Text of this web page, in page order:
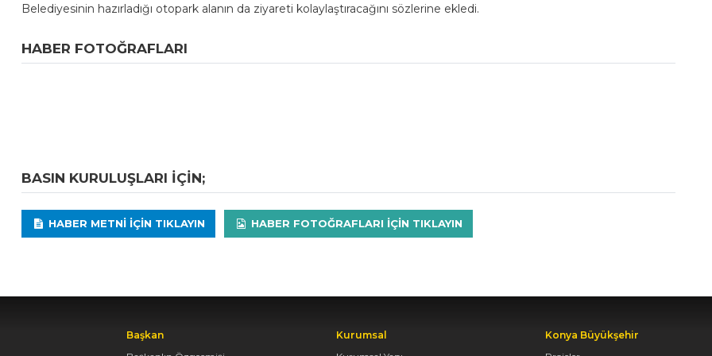
Belediyesinin hazırladığı otopark alanın da ziyareti kolaylaştıracağını sözlerine ekledi.
HABER FOTOĞRAFLARI
BASIN KURULUŞLARI IÇIN;
HABER METNI IÇIN TIKLAYIN HABER FOTOĞRAFLARI IÇIN TIKLAYIN
Başkan
Kurumsal
Konya Büyükşehir